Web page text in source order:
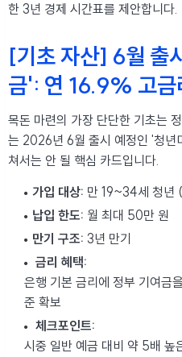
한 3년 경제 시간표를 제안합니다.
[기초 자산] 6월 출
금': 연 16.9% 고금
목돈 마련의 가장 단단한 기초는
는 2026년 6월 출시 예정인 '청년
쳐서는 안 될 핵심 카드입니다.
가입 대상: 만 19~34세 청년
납입 한도: 월 최대 50만 원
만기 구조: 3년 만기
금리 혜택:
은행 기본 금리에 정부 기여금
준 확보
체크포인트:
시중 일반 예금 대비 약 5배 높